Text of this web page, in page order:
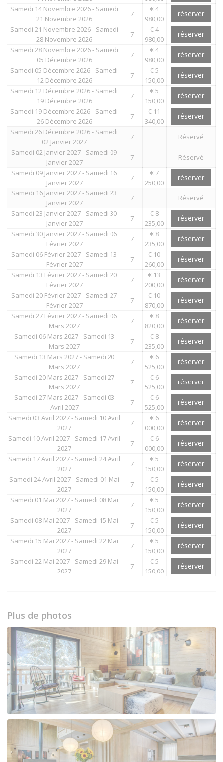
Samedi 14 Novembre 2026 - Samedi
21 Novembre 2026
7
€ 4
980,00
réserver
Samedi 21 Novembre 2026 - Samedi
28 Novembre 2026
7
€ 4
980,00
réserver
Samedi 28 Novembre 2026 - Samedi
05 Décembre 2026
7
€ 4
980,00
réserver
Samedi 05 Décembre 2026 - Samedi
12 Décembre 2026
7
€ 5
150,00
réserver
Samedi 12 Décembre 2026 - Samedi
19 Décembre 2026
7
€ 5
150,00
réserver
Samedi 19 Décembre 2026 - Samedi
26 Décembre 2026
7
€ 11
340,00
réserver
Samedi 26 Décembre 2026 - Samedi
02 Janvier 2027
7
Réservé
Samedi 02 Janvier 2027 - Samedi 09
Janvier 2027
7
Réservé
Samedi 09 Janvier 2027 - Samedi 16
Janvier 2027
7
€ 7
250,00
réserver
Samedi 16 Janvier 2027 - Samedi 23
Janvier 2027
7
Réservé
Samedi 23 Janvier 2027 - Samedi 30
Janvier 2027
7
€ 8
235,00
réserver
Samedi 30 Janvier 2027 - Samedi 06
Février 2027
7
€ 8
235,00
réserver
Samedi 06 Février 2027 - Samedi 13
Février 2027
7
€ 10
260,00
réserver
Samedi 13 Février 2027 - Samedi 20
Février 2027
7
€ 13
200,00
réserver
Samedi 20 Février 2027 - Samedi 27
Février 2027
7
€ 10
870,00
réserver
Samedi 27 Février 2027 - Samedi 06
Mars 2027
7
€ 8
820,00
réserver
Samedi 06 Mars 2027 - Samedi 13
Mars 2027
7
€ 8
235,00
réserver
Samedi 13 Mars 2027 - Samedi 20
Mars 2027
7
€ 6
525,00
réserver
Samedi 20 Mars 2027 - Samedi 27
Mars 2027
7
€ 6
525,00
réserver
Samedi 27 Mars 2027 - Samedi 03
Avril 2027
7
€ 6
525,00
réserver
Samedi 03 Avril 2027 - Samedi 10 Avril
2027
7
€ 6
000,00
réserver
Samedi 10 Avril 2027 - Samedi 17 Avril
2027
7
€ 6
000,00
réserver
Samedi 17 Avril 2027 - Samedi 24 Avril
2027
7
€ 5
150,00
réserver
Samedi 24 Avril 2027 - Samedi 01 Mai
2027
7
€ 5
150,00
réserver
Samedi 01 Mai 2027 - Samedi 08 Mai
2027
7
€ 5
150,00
réserver
Samedi 08 Mai 2027 - Samedi 15 Mai
2027
7
€ 5
150,00
réserver
Samedi 15 Mai 2027 - Samedi 22 Mai
2027
7
€ 5
150,00
réserver
Samedi 22 Mai 2027 - Samedi 29 Mai
2027
7
€ 5
150,00
réserver
Plus de photos